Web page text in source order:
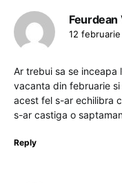
Feurdean
12
Ar trebui sa se inceapa
vacanta din februarie
acest fel s-ar echilibra
s-ar castiga o
Reply